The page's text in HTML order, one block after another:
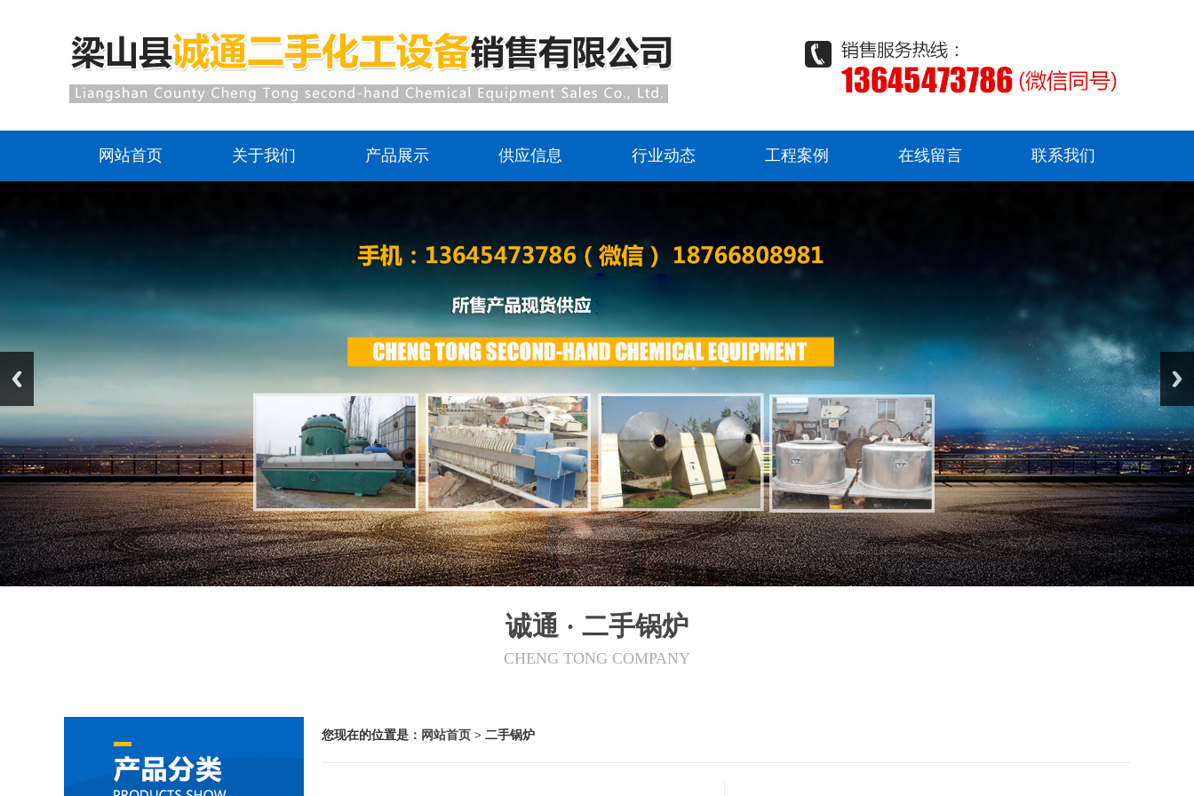
网站首页 关于我们 产品展示 供应信息 行业动态 工程案例 在线留言 联系我们
诚通 · 二手锅炉
CHENG TONG COMPANY
您现在的位置是： 网站首页 > 二手锅炉